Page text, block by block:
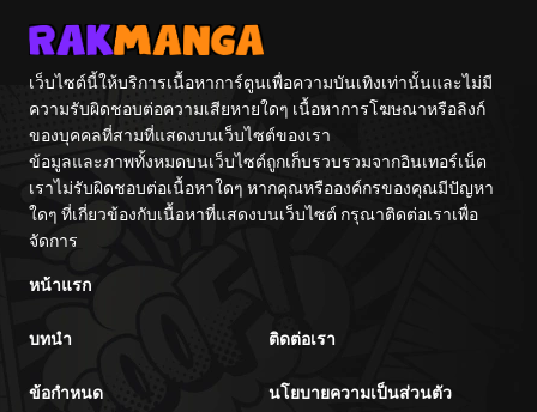
ผงาดเหนือชาติภพ
เว็บไซต์นี้ให้บริการเนื้อหาการ์ตูนเพื่อความบันเทิงเท่านั้นและไม่มี
ความรับผิดชอบต่อความเสียหายใดๆ เนื้อหาการโฆษณาหรือลิงก์
ของบุคคลที่สามที่แสดงบนเว็บไซต์ของเรา
ข้อมูลและภาพทั้งหมดบนเว็บไซต์ถูกเก็บรวบรวมจากอินเทอร์เน็ต
เราไม่รับผิดชอบต่อเนื้อหาใดๆ หากคุณหรือองค์กรของคุณมีปัญหา
ใดๆ ที่เกี่ยวข้องกับเนื้อหาที่แสดงบนเว็บไซต์ กรุณาติดต่อเราเพื่อ
จัดการ
หน้าแรก
บทนำ ติดต่อเรา
ข้อกำหนด นโยบายความเป็นส่วนตัว